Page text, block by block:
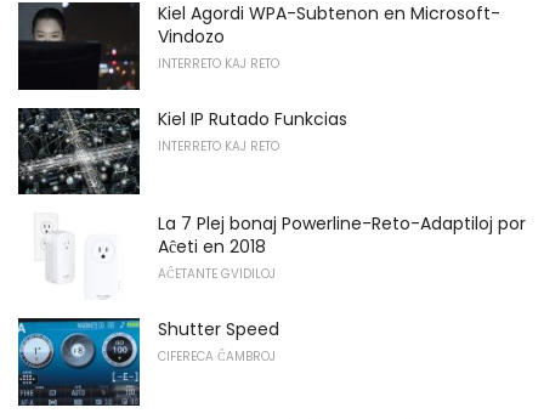
Kiel Agordi WPA-Subtenon en Microsoft-
Vindozo
INTERRETO KAJ RETO
Kiel IP Rutado Funkcias
INTERRETO KAJ RETO
La 7 Plej bonaj Powerline-Reto-Adaptiloj por
Aĉeti en 2018
AĈETANTE GVIDILOJ
Shutter Speed
CIFERECA ĈAMBROJ